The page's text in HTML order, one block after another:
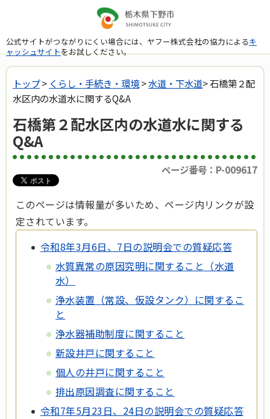
公式サイトがつながりにくい場合には、ヤフー株式会社の協力によるキ
ャッシュサイトをお試しください。
トップ> くらし・手続き・環境>水道・下水道> 石橋第２配
水区内の水道水に関するQ&A
石橋第２配水区内の水道水に関する
Q&A
ページ番号：P-009617
このページは情報量が多いため、ページ内リンクが設
定されています。
令和8年3月6日、7日の説明会での質疑応答
水質異常の原因究明に関すること（水道
水）
浄水装置（常設、仮設タンク）に関するこ
と
浄水器補助制度に関すること
新設井戸に関すること
個人の井戸に関すること
排出原因調査に関すること
令和7年5月23日、24日の説明会での質疑応答